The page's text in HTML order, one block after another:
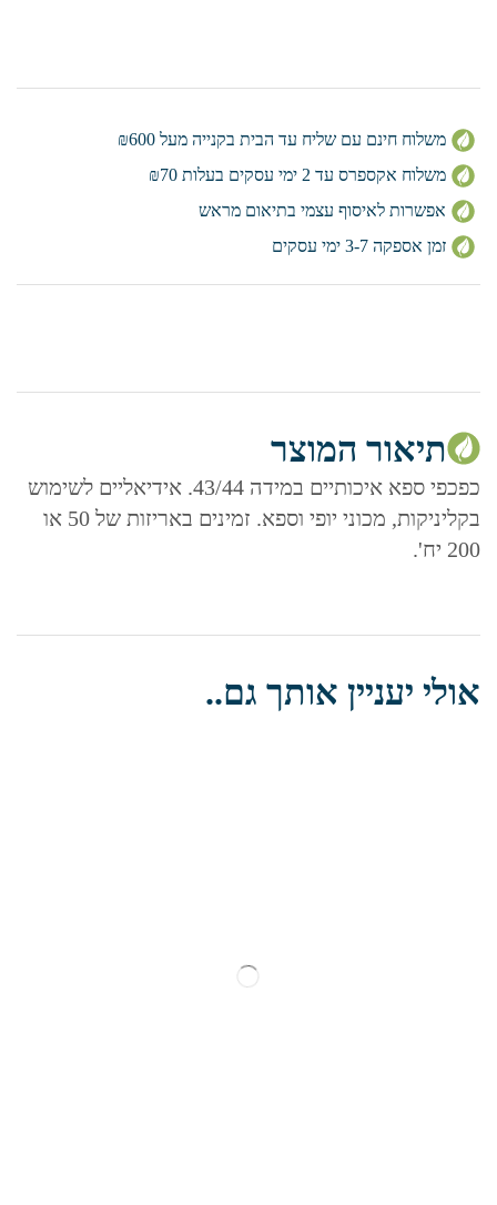
משלוח חינם עם שליח עד הבית בקנייה מעל ₪600
משלוח אקספרס עד 2 ימי עסקים בעלות ₪70
אפשרות לאיסוף עצמי בתיאום מראש
זמן אספקה 3-7 ימי עסקים
תיאור המוצר
כפכפי ספא איכותיים במידה 43/44. אידיאליים לשימוש
בקליניקות, מכוני יופי וספא. זמינים באריזות של 50 או
200 יח'.
אולי יעניין אותך גם..